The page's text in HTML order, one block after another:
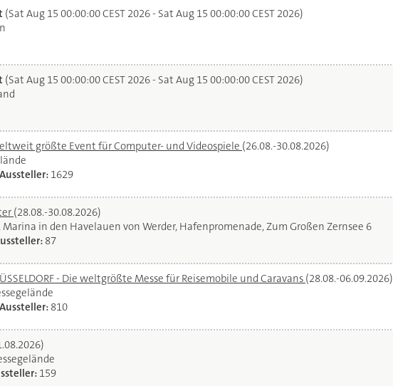
(Sat Aug 15 00:00:00 CEST 2026 - Sat Aug 15 00:00:00 CEST 2026)
(Sat Aug 15 00:00:00 CEST 2026 - Sat Aug 15 00:00:00 CEST 2026)
größte Event für Computer- und Videospiele (26.08.-30.08.2026)
Aussteller: 1629
(28.08.-30.08.2026)
in den Havelauen von Werder, Hafenpromenade, Zum Großen Zernsee 6
87
- Die weltgrößte Messe für Reisemobile und Caravans(28.08.-06.09.2026)
Aussteller: 810
159